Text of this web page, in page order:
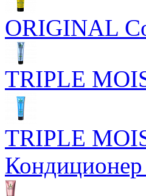
ORIGINAL
TRIPLE
TRIPLE
Кондиционер